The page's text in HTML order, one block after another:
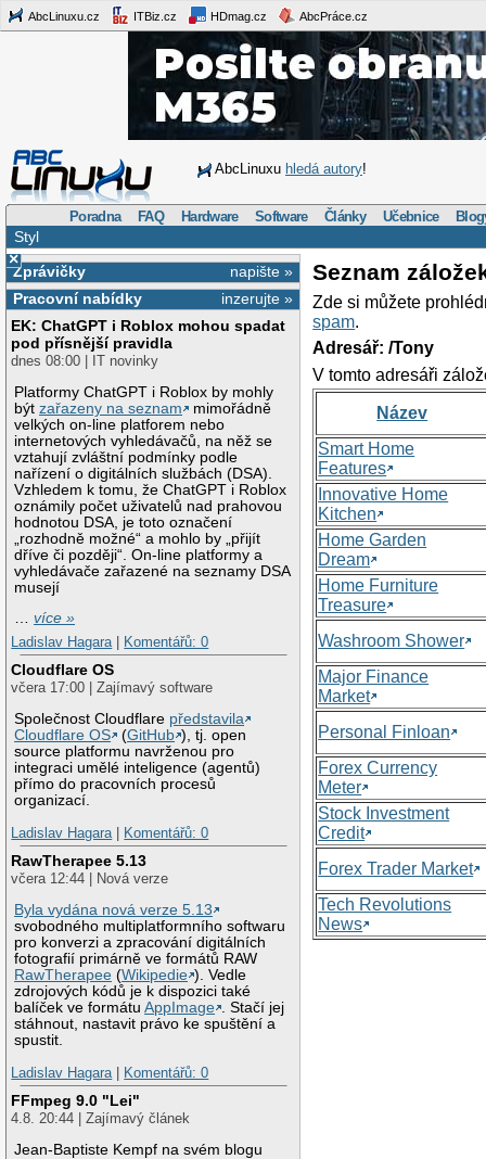
AbcLinuxu.cz ITBiz.cz HDmag.cz AbcPráce.cz
AbcLinuxu hledá autory!
Poradna FAQ Hardware Software Články Učebnice
Styl
×
napište »
Zprávičky
inzerujte »
Pracovní nabídky
EK: ChatGPT i Roblox mohou spadat
pod přísnější pravidla
dnes 08:00 | IT novinky
Platformy ChatGPT i Roblox by mohly
býtzařazeny na seznam
mimořádně
velkých on-line platforem nebo
internetových vyhledávačů, na něž se
vztahují zvláštní podmínky podle
nařízení o digitálních službách (DSA).
Vzhledem k tomu, že ChatGPT i Roblox
oznámily počet uživatelů nad prahovou
hodnotou DSA, je toto označení
„rozhodně možné“ a mohlo by „přijít
dříve či později“. On-line platformy a
vyhledávače zařazené na seznamy DSA
musejí
…více »
Ladislav Hagara
Komentářů: 0
Cloudflare OS
včera 17:00 | Zajímavý software
Společnost Cloudflare představila
Cloudflare OS
(GitHub ), tj. open
source platformu navrženou pro
integraci umělé inteligence (agentů)
přímo do pracovních procesů
organizací.
Ladislav Hagara
Komentářů: 0
RawTherapee 5.13
včera 12:44 | Nová verze
Byla vydána nová verze 5.13
svobodného multiplatformního softwaru
pro konverzi a zpracování digitálních
fotografií primárně ve formátů RAW
RawTherapee (Wikipedie ). Vedle
zdrojových kódů je k dispozici také
balíček ve formátuAppImage . Stačí jej
stáhnout, nastavit právo ke spuštění a
spustit.
Ladislav Hagara
Komentářů: 0
FFmpeg 9.0 "Lei"
4.8. 20:44 | Zajímavý článek
Jean-Baptiste Kempf na svém blogu
Seznam
Zde si můžete
spam.
Adresář: /Tony
V tomto adresáři
Název
Smart Home
Features
Innovative Home
Kitchen
Home Garden
Dream
Home Furniture
Treasure
Washroom Shower
Major Finance
Market
Personal Finloan
Forex Currency
Meter
Stock Investment
Credit
Forex Trader Market
Tech Revolutions
News